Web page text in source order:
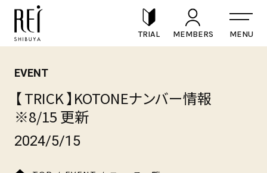
TRIAL MEMBERS
EVENT
【 TRICK 】KOTONEナンバー情報
※8/15 更新
2024/5/15